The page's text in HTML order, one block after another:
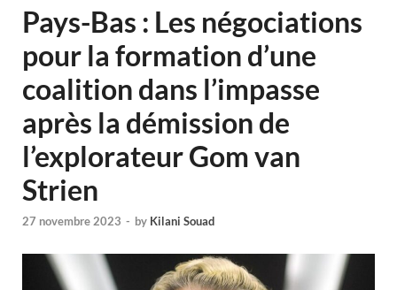
Pays-Bas : Les négociations
pour la formation d’une
coalition dans l’impasse
après la démission de
l’explorateur Gom van
Strien
27 novembre 2023 - by Kilani Souad